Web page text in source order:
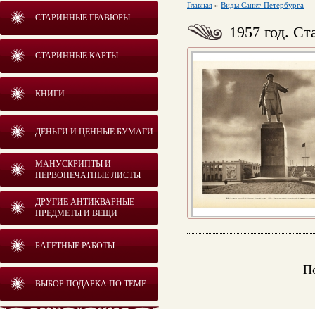
СТАРИННЫЕ ГРАВЮРЫ
СТАРИННЫЕ КАРТЫ
КНИГИ
ДЕНЬГИ И ЦЕННЫЕ БУМАГИ
МАНУСКРИПТЫ И
ПЕРВОПЕЧАТНЫЕ ЛИСТЫ
ДРУГИЕ АНТИКВАРНЫЕ
ПРЕДМЕТЫ И ВЕЩИ
БАГЕТНЫЕ РАБОТЫ
ВЫБОР ПОДАРКА ПО ТЕМЕ
Главная » Виды Санкт-Петербурга
1957 год.